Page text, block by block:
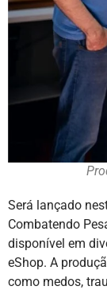
Será lançado
Combatendo
disponível em
eShop. A
como medos,